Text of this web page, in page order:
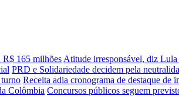
R$ 165 milhões Atitude irresponsável, diz Lula
PRD e Solidariedade decidem pela
turno Receita adia cronograma de destaque de
Colômbia Concursos públicos seguem